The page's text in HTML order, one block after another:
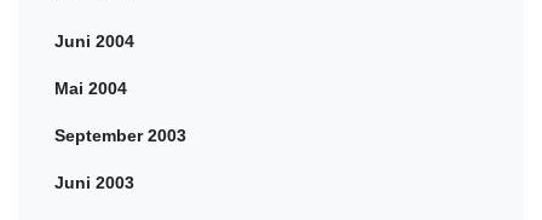
Juni 2004
Mai 2004
September 2003
Juni 2003